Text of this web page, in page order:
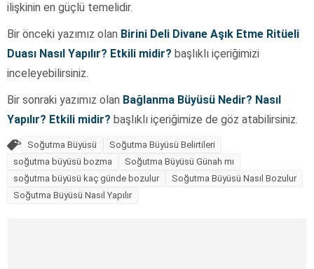
ilişkinin en güçlü temelidir.
Bir önceki yazımız olan Birini Deli Divane Aşık Etme Ritüeli
Duası Nasıl Yapılır? Etkili midir? başlıklı içeriğimizi
inceleyebilirsiniz.
Bir sonraki yazımız olan Bağlanma Büyüsü Nedir? Nasıl
Yapılır? Etkili midir? başlıklı içeriğimize de göz atabilirsiniz.
Soğutma Büyüsü
Soğutma Büyüsü Belirtileri
soğutma büyüsü bozma
Soğutma Büyüsü Günah mı
soğutma büyüsü kaç günde bozulur
Soğutma Büyüsü Nasıl Bozulur
Soğutma Büyüsü Nasıl Yapılır